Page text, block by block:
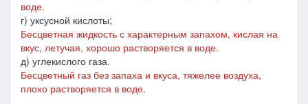
воде.
г) уксусной кислоты;
Бесцветная жидкость с характерным запахом, кислая на
вкус, летучая, хорошо растворяется в воде.
д) углекислого газа.
Бесцветный газ без запаха и вкуса, тяжелее воздуха,
плохо растворяется в воде.